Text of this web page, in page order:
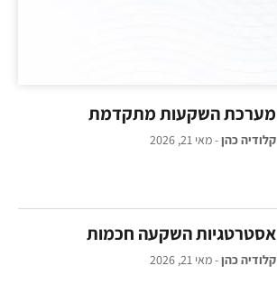
מערכת השקעות מתקדמת
קלודיה כהן מאי 21, 2026
אסטרטגיות השקעה חכמות
קלודיה כהן מאי 21, 2026